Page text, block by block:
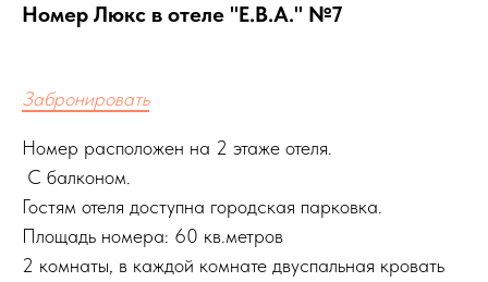
Номер Люкс в отеле "Е.В.А." №7
Забронировать
Номер расположен на 2 этаже отеля.
С балконом.
Гостям отеля доступна городская парковка.
Площадь номера: 60 кв.метров
2 комнаты, в каждой комнате двуспальная кровать